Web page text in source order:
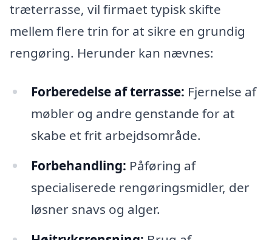
træterrasse, vil firmaet typisk skifte
mellem flere trin for at sikre en grundig
rengøring. Herunder kan nævnes:
Forberedelse af terrasse: Fjernelse af
møbler og andre genstande for at
skabe et frit arbejdsområde.
Forbehandling: Påføring af
specialiserede rengøringsmidler, der
løsner snavs og alger.